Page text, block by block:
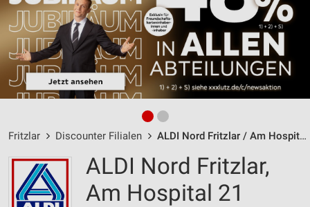
Fritzlar Discounter Filialen ALDI Nord Fritzlar / Am Hospital 21 - Öffnungszeiten & Adresse
ALDI Nord Fritzlar,
Am Hospital 21